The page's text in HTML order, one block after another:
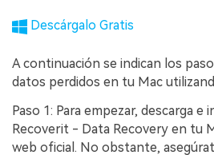
Descárgalo Gratis
A continuación se indican los
datos perdidos en tu Mac
Paso 1: Para empezar, descarga e
Recoverit - Data Recovery en tu
web oficial.󠀲󠀡󠀩󠀣󠀡󠀣󠀠󠀥󠀣󠀳󠀰 No obstante,